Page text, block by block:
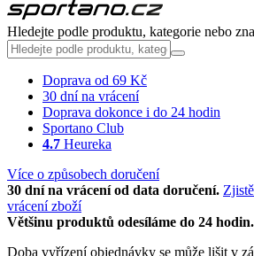
Hledejte podle produktu, kategorie nebo
Doprava od 69 Kč
30 dní na vrácení
Doprava dokonce i do 24 hodin
Sportano Club
4.7 Heureka
Více o způsobech doručení
30 dní na vrácení od data doručení.
vrácení zboží
Většinu produktů odesíláme do 24 hodin.
Doba vyřízení objednávky se může lišit v